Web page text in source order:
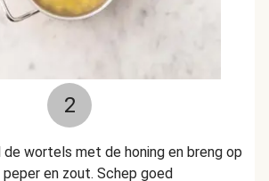
2
de wortels met de honing en breng op
en zout. Schep goed